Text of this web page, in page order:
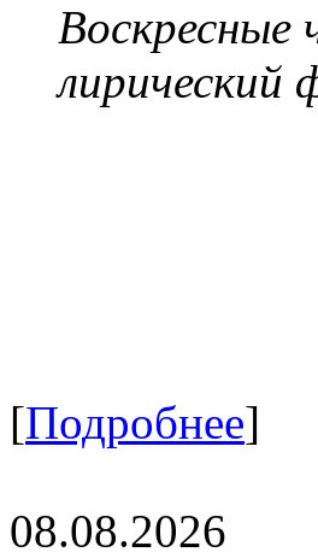
лирический
[Подробнее]
08.08.2026